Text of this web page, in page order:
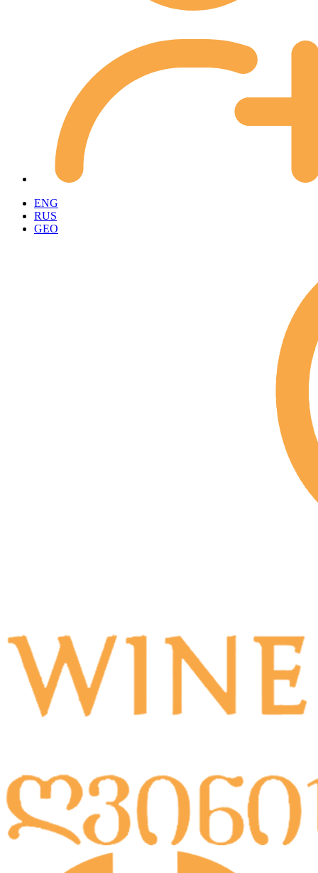
ENG
RUS
GEO